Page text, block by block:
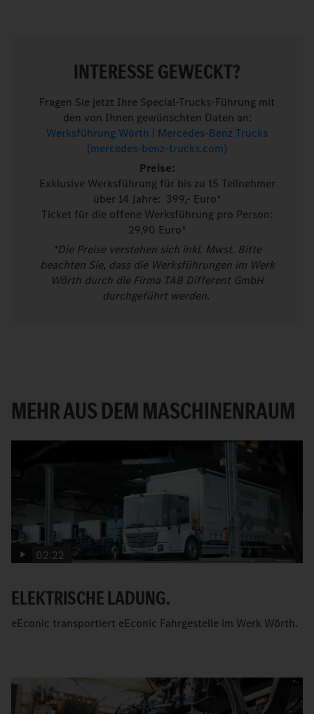
INTERESSE GEWECKT?
Fragen Sie jetzt Ihre Special-Trucks-Führung mit
den von Ihnen gewünschten Daten an:
Werksführung Wörth | Mercedes-Benz Trucks
(mercedes-benz-trucks.com)
Preise:
Exklusive Werksführung für bis zu 15 Teilnehmer
über 14 Jahre: 399,- Euro*
Ticket für die offene Werksführung pro Person:
29,90 Euro*
*Die Preise verstehen sich inkl. Mwst. Bitte
beachten Sie, dass die Werksführungen im Werk
Wörth durch die Firma TAB Different GmbH
durchgeführt werden.
MEHR AUS DEM MASCHINENRAUM
02:22
ELEKTRISCHE LADUNG.
eEconic transportiert eEconic Fahrgestelle im Werk Wörth.